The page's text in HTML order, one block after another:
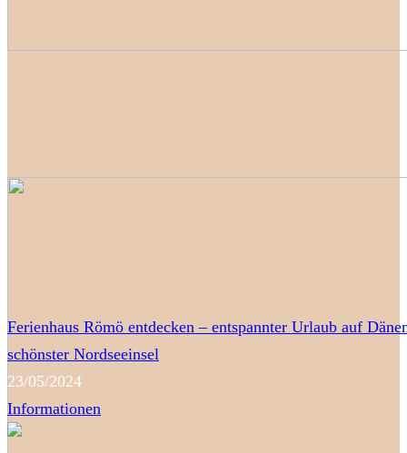
Ferienhaus Römö entdecken – entspannter Urlaub auf
schönster Nordseeinsel
23/05/2024
Informationen